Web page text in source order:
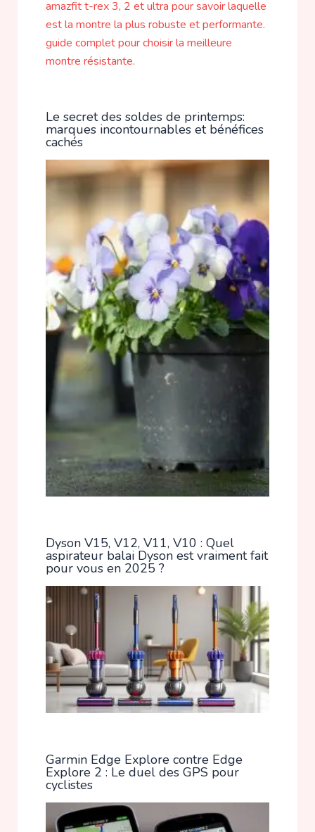
Le secret des soldes de printemps:
marques incontournables et bénéfices
cachés
Dyson V15, V12, V11, V10 : Quel
aspirateur balai Dyson est vraiment fait
pour vous en 2025 ?
Garmin Edge Explore contre Edge
Explore 2 : Le duel des GPS pour
cyclistes